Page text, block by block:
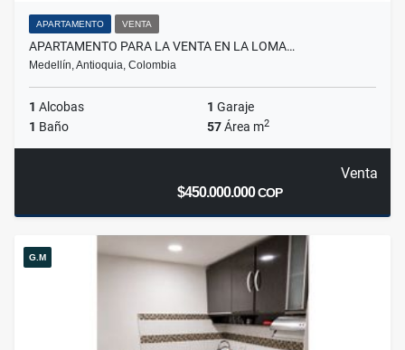
APARTAMENTO VENTA
APARTAMENTO PARA LA VENTA EN LA LOMA…
Medellín, Antioquia, Colombia
1 Alcobas 1 Garaje
1 Baño 57Área m2
Venta
$450.000.000COP
G.M